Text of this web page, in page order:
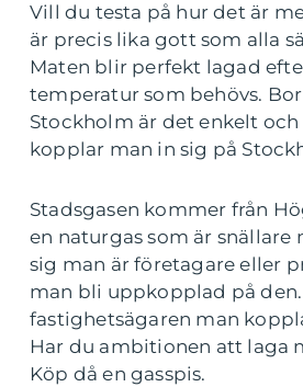
Vill du testa på hur det är
är precis lika gott som alla
Maten blir perfekt lagad
temperatur som behövs.
Stockholm är det enkelt
kopplar man in sig på
Stadsgasen kommer från
en naturgas som är snällare
sig man är företagare eller
man bli uppkopplad på
fastighetsägaren man
Har du ambitionen att laga
Köp då en gasspis.